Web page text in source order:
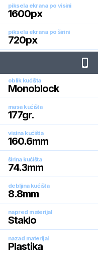
piksela ekrana po visini
1600px
piksela ekrana po širini
720px
oblik kućišta
Monoblock
masa kućišta
177gr.
visina kućišta
160.6mm
širina kućišta
74.3mm
debljina kućišta
8.8mm
napred materijal
Staklo
nazad materijal
Plastika